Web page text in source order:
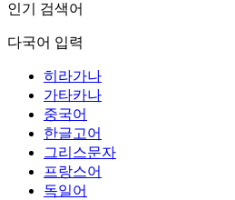
인기 검색어
다국어 입력
히라가나
가타카나
중국어
한글고어
그리스문자
프랑스어
독일어